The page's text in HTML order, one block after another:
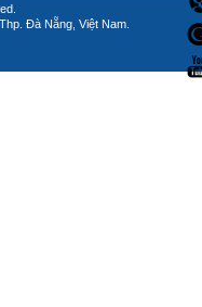
Đà Nẵng, Việt Nam.